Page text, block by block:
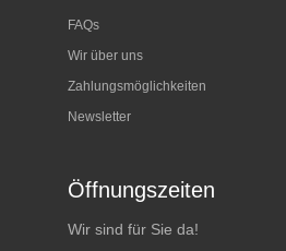
FAQs
Wir über uns
Zahlungsmöglichkeiten
Newsletter
Öffnungszeiten
Wir sind für Sie da!